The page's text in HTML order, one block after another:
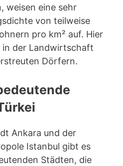
weisen eine sehr
von teilweise
pro km² auf. Hier
in der Landwirtschaft
Dörfern.
Ankara und der
Istanbul gibt es
Städten, die